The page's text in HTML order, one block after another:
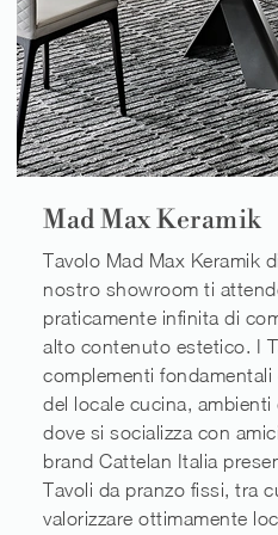
Mad Max Keramik
Tavolo Mad Max Keramik
nostro showroom ti
praticamente infinita di
alto contenuto estetico. I
complementi
del locale cucina,
dove si socializza con
brand Cattelan Italia
Tavoli da pranzo fissi, tra
valorizzare ottimamente